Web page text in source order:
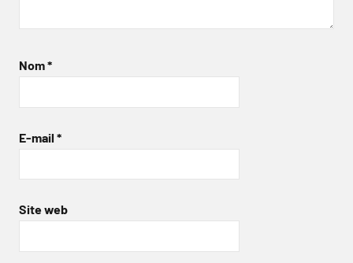
Nom*
E-mail *
Site web